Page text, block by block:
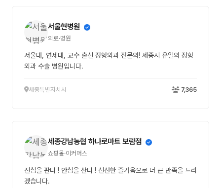
서울현병원
의료·병원
서울대, 연세대, 교수 출신 정형외과 전문의! 세종시 유일의 정형
외과 수술 병원입니다.
세종특별자치시 7,365
세종강남농협 하나로마트 보람점
쇼핑몰·이커머스
진심을 판다 ! 안심을 산다 ! 신선한 즐거움으로 더 큰 만족을 드리
겠습니다.